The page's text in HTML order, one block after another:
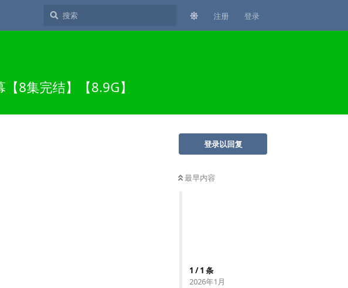
注册 登录
8集完结】【8.9G】
登录以回复
最早内容
1 /1 条
2026年1月